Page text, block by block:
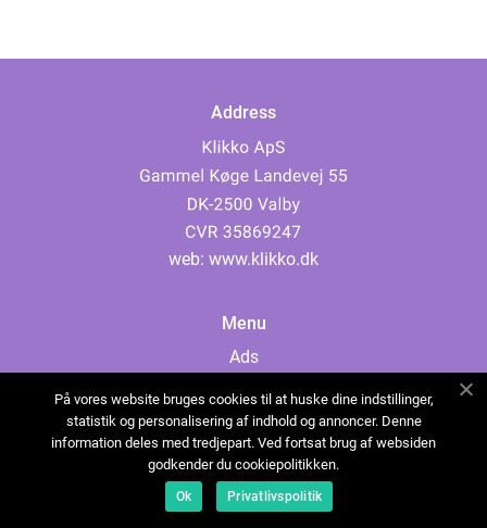
Address
web: www.klikko.dk
Menu
Ads
Cookies
Contact
Sitemap
På vores website bruges cookies til at huske dine indstillinger,
statistik og personalisering af indhold og annoncer. Denne
information deles med tredjepart. Ved fortsat brug af websiden
godkender du cookiepolitikken.
Ok Privatlivspolitik